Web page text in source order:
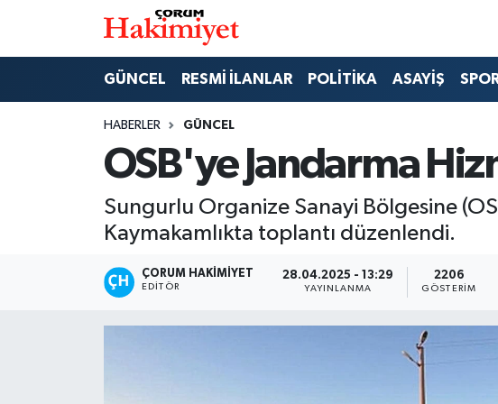
GÜNCEL RESMİ İLANLAR POLİTİKA ASAYİŞ
HABERLER GÜNCEL
OSB'ye Jandarma
Sungurlu Organize Sanayi Bölgesine
Kaymakamlıkta toplantı düzenlendi.
ÇORUM HAKIMIYET
EDITÖR
28.04.2025 - 13:29
YAYINLANMA
2206
GÖSTERIM
SAĞLIK
GÜNCEL
Nöbetçi Eczaneler
Çorum Namaz Vakitleri
Trafik Durumu
Tüm Manşetler